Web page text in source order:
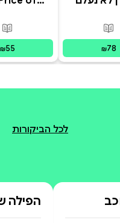
פורמטים זמינים מודפס
₪78
Chaos
₪55
לכל הביקורות
הפילה